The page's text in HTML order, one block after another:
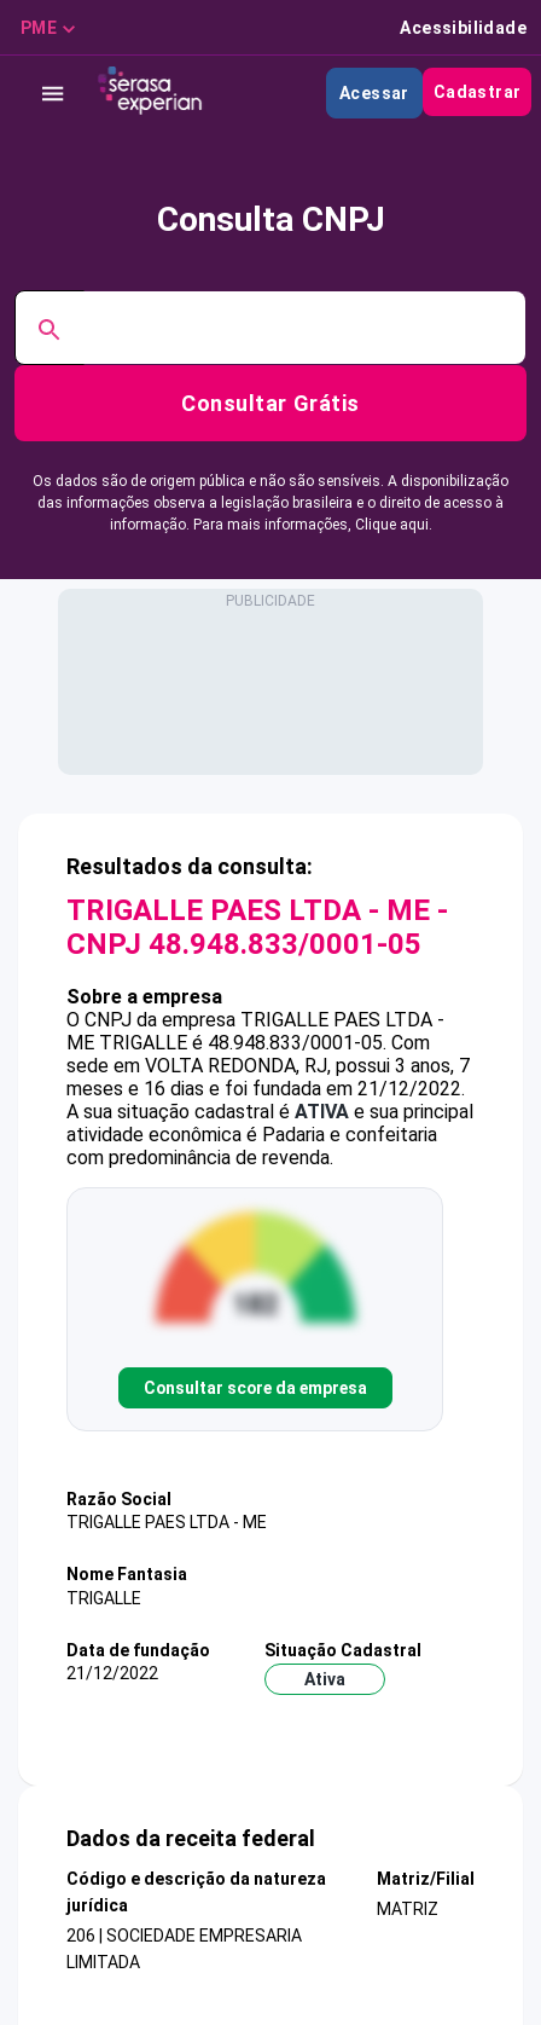
PME Acessibilidade
Acessar Cadastrar
Consulta CNPJ
Consultar Grátis
Os dados são de origem pública e não são sensíveis. A disponibilização
das informações observa a legislação brasileira e o direito de acesso à
informação. Para mais informações, Clique aqui.
Resultados da consulta:
TRIGALLE PAES LTDA - ME -
CNPJ 48.948.833/0001-05
Sobre a empresa
O CNPJ da empresa TRIGALLE PAES LTDA -
ME TRIGALLE é 48.948.833/0001-05. Com
sede em VOLTA REDONDA, RJ, possui 3 anos, 7
meses e 16 dias e foi fundada em 21/12/2022.
A sua situação cadastral é ATIVA e sua principal
atividade econômica é Padaria e confeitaria
com predominância de revenda.
Consultar score da empresa
Razão Social
TRIGALLE PAES LTDA - ME
Nome Fantasia
TRIGALLE
Data de fundação
21/12/2022
Situação Cadastral
Ativa
Dados da receita federal
Código e descrição da natureza
jurídica
206 | SOCIEDADE EMPRESARIA
LIMITADA
Matriz/Filial
MATRIZ